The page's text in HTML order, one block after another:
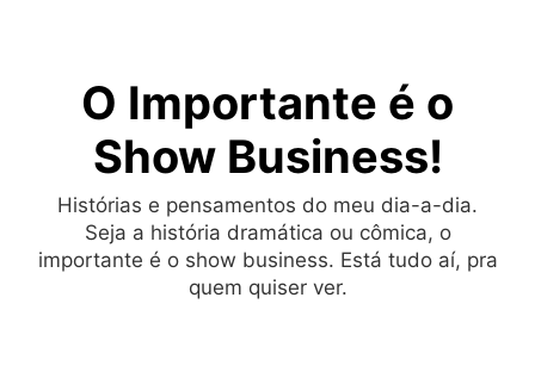
O Importante é o
Show Business!
Histórias e pensamentos do meu dia-a-dia.
Seja a história dramática ou cômica, o
importante é o show business. Está tudo aí, pra
quem quiser ver.